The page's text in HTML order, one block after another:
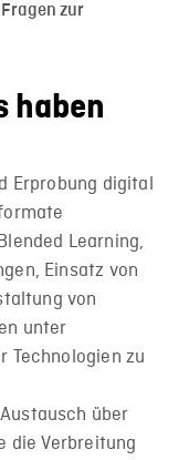
zur
haben
Erprobung digital
Learning,
Einsatz von
von
unter
Technologien zu
über
die Verbreitung